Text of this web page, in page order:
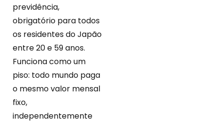
previdência,
obrigatório para todos
os residentes do Japão
entre 20 e 59 anos.
Funciona como um
piso: todo mundo paga
o mesmo valor mensal
fixo,
independentemente